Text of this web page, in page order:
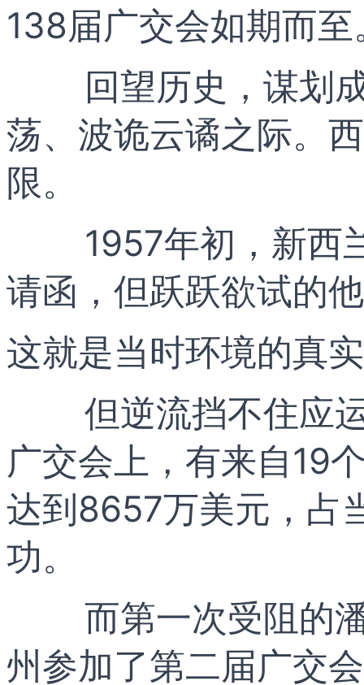
138届广交会如期而至
回望历史，谋划
荡、波诡云谲之际。
限。
1957年初，新西
请函，但跃跃欲试的
这就是当时环境的真
但逆流挡不住应
广交会上，有来自19
达到8657万美元，占
功。
而第一次受阻的
州参加了第二届广交